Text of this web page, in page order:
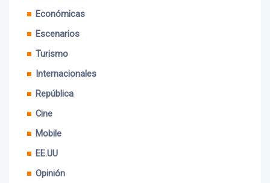
Económicas
Escenarios
Turismo
Internacionales
República
Cine
Mobile
EE.UU
Opinión